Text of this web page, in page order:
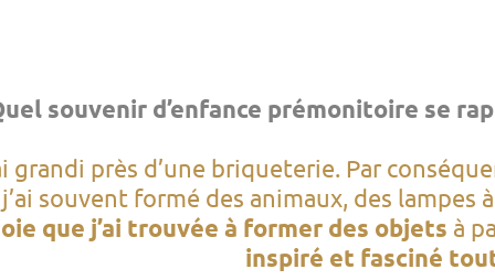
souvenir d’enfance prémonitoire se
grandi près d’une briqueterie. Par
souvent formé des animaux, des
que j’ai trouvée à former des objets à
inspiré et fasciné